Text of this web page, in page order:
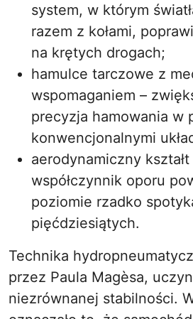
system, w którym
razem z kołami,
na krętych drogach;
hamulce tarczowe z
wspomaganiem –
precyzja hamowania w
konwencjonalnymi
aerodynamiczny
współczynnik oporu
poziomie rzadko
pięćdziesiątych.
Technika
przez Paula Magèsa,
niezrównanej stabilności.